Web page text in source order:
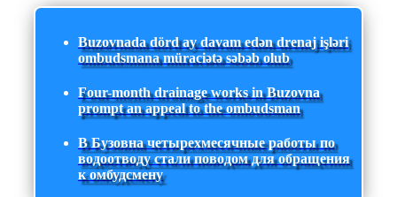
Buzovnada dörd ay davam edən drenaj işləri
ombudsmana müraciətə səbəb olub
Four-month drainage works in Buzovna
prompt an appeal to the ombudsman
В Бузовна четырехмесячные работы по
водоотводу стали поводом для обращения
к омбудсмену